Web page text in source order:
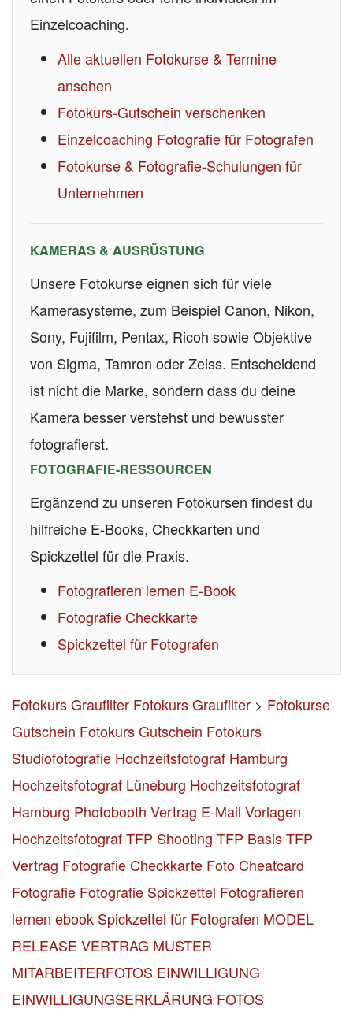
Einzelcoaching.
Alle aktuellen Fotokurse & Termine
ansehen
Fotokurs-Gutschein verschenken
Einzelcoaching Fotografie für Fotografen
Fotokurse & Fotografie-Schulungen für
Unternehmen
KAMERAS & AUSRÜSTUNG
Unsere Fotokurse eignen sich für viele
Kamerasysteme, zum Beispiel Canon, Nikon,
Sony, Fujifilm, Pentax, Ricoh sowie Objektive
von Sigma, Tamron oder Zeiss. Entscheidend
ist nicht die Marke, sondern dass du deine
Kamera besser verstehst und bewusster
fotografierst.
FOTOGRAFIE-RESSOURCEN
Ergänzend zu unseren Fotokursen findest du
hilfreiche E-Books, Checkkarten und
Spickzettel für die Praxis.
Fotografieren lernen E-Book
Fotografie Checkkarte
Spickzettel für Fotografen
Fotokurs Graufilter Fotokurs Graufilter > Fotokurse
Gutschein Fotokurs Gutschein Fotokurs
Studiofotografie Hochzeitsfotograf Hamburg
Hochzeitsfotograf Lüneburg Hochzeitsfotograf
Hamburg Photobooth Vertrag E-Mail Vorlagen
HochzeitsfotografTFP Shooting TFP BasisTFP
Vertrag Fotografie Checkkarte Foto Cheatcard
Fotografie Fotografie Spickzettel Fotografieren
lernen ebook Spickzettel für Fotografen MODEL
RELEASE VERTRAG MUSTER
MITARBEITERFOTOS EINWILLIGUNG
EINWILLIGUNGSERKLÄRUNG FOTOS